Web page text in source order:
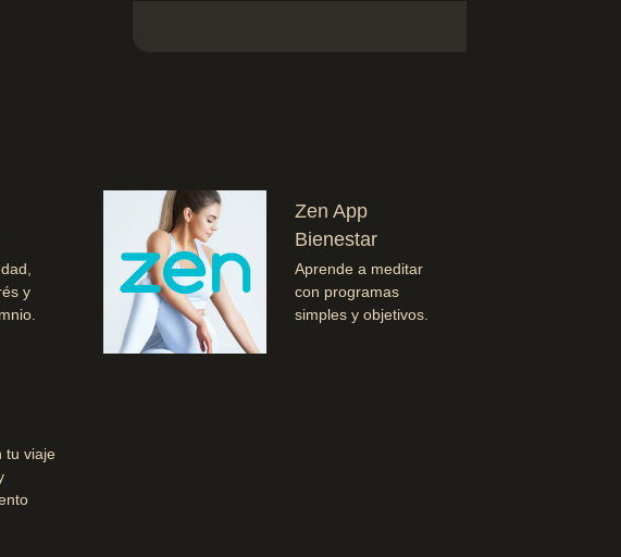
y
Zen App
Bienestar
Aprende a meditar
con programas
simples y objetivos.
tu viaje